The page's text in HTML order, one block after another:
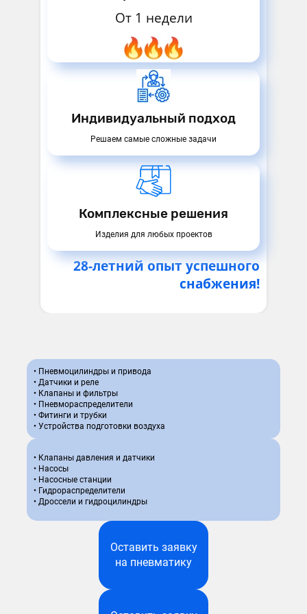
Оставить заявку
В изменившихся условиях мировой экономики мы
продолжаем работать в прежнем режиме.
Вся номенклатура промышленной автоматики
доступна к заказу, в том числе из США и Европы.
Подберём аналоги для интересующих позиций !
•Частотные преобразователи
Смотреть все бренды
От 1 недели
Индивидуальный подход
Решаем самые сложные задачи
Комплексные решения
Изделия для любых проектов
28-летний опыт успешного
снабжения!
• Пневмоцилиндры и привода
• Датчики и реле
• Клапаны и фильтры
• Пневмораспределители
• Фитинги и трубки
• Устройства подготовки воздуха
• Клапаны давления и датчики
• Насосы
• Насосные станции
• Гидрораспределители
• Дроссели и гидроцилиндры
Оставить заявку
на пневматику